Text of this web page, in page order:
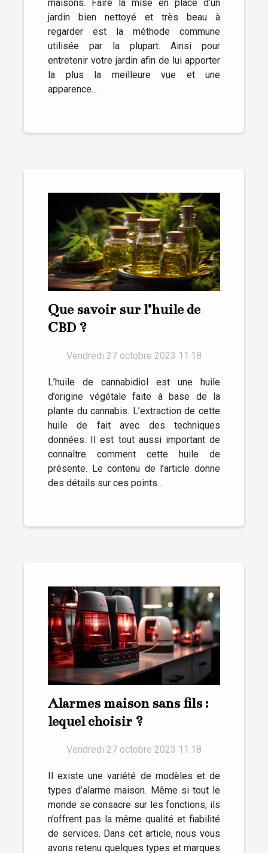
maisons. Faire la mise en place d’un
jardin bien nettoyé et très beau à
regarder est la méthode commune
utilisée par la plupart. Ainsi pour
entretenir votre jardin afin de lui apporter
la plus la meilleure vue et une
apparence...
Que savoir sur l’huile de
CBD ?
Vendredi 27 octobre 2023 11:18
L’huile de cannabidiol est une huile
d’origine végétale faite à base de la
plante du cannabis. L’extraction de cette
huile de fait avec des techniques
données. Il est tout aussi important de
connaître comment cette huile de
présente. Le contenu de l’article donne
des détails sur ces points...
Alarmes maison sans fils :
lequel choisir ?
Vendredi 27 octobre 2023 11:18
Il existe une variété de modèles et de
types d’alarme maison. Même si tout le
monde se consacre sur les fonctions, ils
n’offrent pas la même qualité et fiabilité
de services. Dans cet article, nous vous
avons retenu quelques types et marques